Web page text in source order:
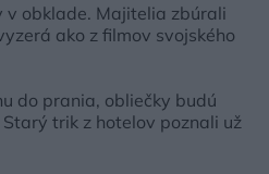
v obklade. Majitelia zbúrali
ako z filmov svojského
do prania, obliečky budú
trik z hotelov poznali už